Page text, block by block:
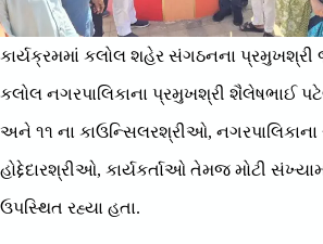
કાર્યક્રમમાં કલોલ શહેર સંગઠનના પ્રમુખશ્રી
કલોલ નગરપાલિકાના પ્રમુખશ્રી શૈલેષભાઈ
અને ૧૧ ના કાઉન્સિલરશ્રીઓ, નગરપાલિકાના
હોદ્દેદારશ્રીઓ, કાર્યકર્તાઓ તેમજ મોટી
ઉપસ્થિત રહ્યા હતા.